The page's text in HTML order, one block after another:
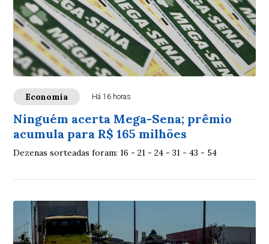
Economia Há 16 horas
Ninguém acerta Mega-Sena; prêmio
acumula para R$ 165 milhões
Dezenas sorteadas foram: 16 - 21 - 24 - 31 - 43 - 54